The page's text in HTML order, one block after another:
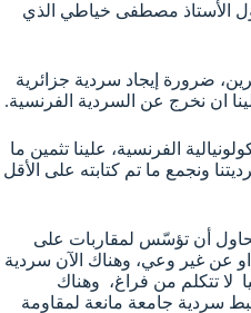
الأستاذ مصطفى خياطي الذي
فيه من الأساتذة المحاضرين، ضرورة إيجاد سردية جزائرية
ان نخرج عن السردية الفرنسية.
الفرنسية، علينا تثمين ما
ونجمع ما تم كتابته على الأقل
تحاول أن تؤسّس لمقاربات على
او عن غير وعي، وهناك الآن سردية
لا تتكلم من فراغ، وهناك
سردية جامعة مانعة لمقاومة